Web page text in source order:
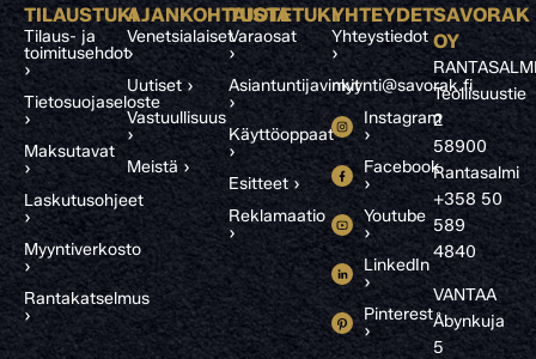
TILAUSTUKI
Tilaus- ja
toimitusehdot
›
Tietosuojaseloste
›
Maksutavat
›
Laskutusohjeet
›
Myyntiverkosto
›
Rantakatselmus
›
AJANKOHTAISTA
Venetsialaiset
›
Uutiset ›
Vastuullisuus
›
Meistä ›
TUOTETUKI
Varaosat
›
Asiantuntijavinkit
›
Käyttöoppaat
›
Esitteet ›
Reklamaatio
›
YHTEYDET
Yhteystiedot
›
myynti@savorak.fi
Instagram
›
Facebook
›
Youtube
›
LinkedIn
›
Pinterest
›
SAVORAK
OY
Teollisuustie
2
58900
Rantasalmi
+358 50
589
4840
VANTAA
Åbynkuja
5